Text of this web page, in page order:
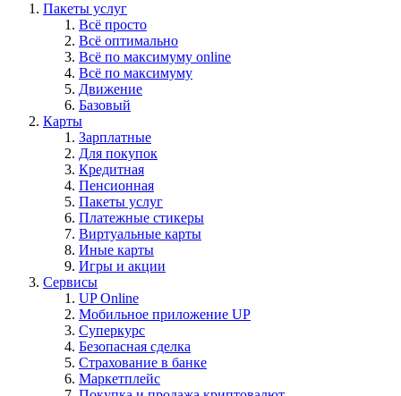
Пакеты услуг
Всё просто
Всё оптимально
Всё по максимуму online
Всё по максимуму
Движение
Базовый
Карты
Зарплатные
Для покупок
Кредитная
Пенсионная
Пакеты услуг
Платежные стикеры
Виртуальные карты
Иные карты
Игры и акции
Сервисы
UP Online
Мобильное приложение UP
Суперкурс
Безопасная сделка
Страхование в банке
Маркетплейс